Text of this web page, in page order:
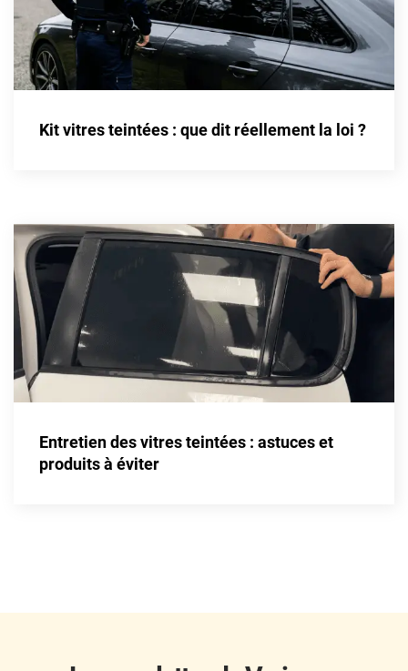
Dodge
Dongfeng
Eagle
Fiat
Fisker
Ford
Foton
Holden
Kit vitres teintées : que dit réellement la loi ?
Entretien des vitres teintées : astuces et
produits à éviter